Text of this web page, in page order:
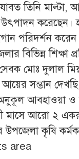
তিনি মাল্টা,
করেছেন।
পরিদর্শন
বিভিন্ন শিক্ষা
সেবক মোঃ দুলাল
সম্ভান
আবহাওয়া ও
মাসে আরো ২
উপজেলা কৃষি
area